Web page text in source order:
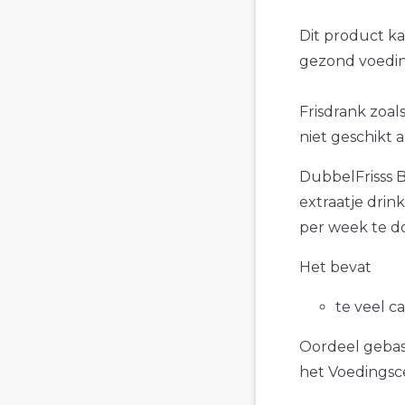
Dit product
gezond
Frisdrank
niet geschikt
DubbelFrisss
extraatje
per week te
Het bevat
te veel
Oordeel
het